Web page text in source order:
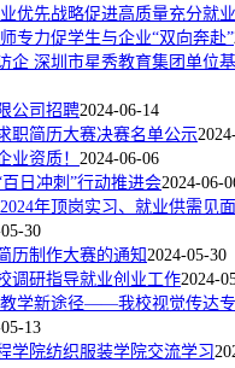
优先战略促进高质量充分就
专力促学生与企业“双向奔赴”
企 深圳市星秀教育集团单位
公司招聘2024-06-14
职简历大赛决赛名单公示
业资质！ 2024-06-06
日冲刺”行动推进会2024-06-
年顶岗实习、就业供需见
30
历制作大赛的通知2024-05-30
调研指导就业创业工作2024-
学新途径——我校视觉传达
13
学院纺织服装学院交流学习